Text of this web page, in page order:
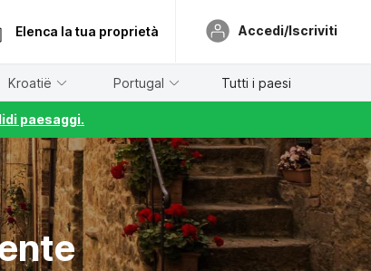
Elenca la tua proprietà Accedi/Iscriviti
Kroatië Portugal Tutti i paesi
paesaggi.